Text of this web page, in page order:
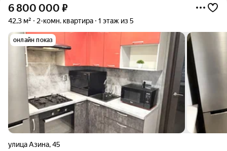
6 800 000 ₽
42,3 м² 2-комн. квартира 1 этаж из 5
онлайн показ
улица Азина,45